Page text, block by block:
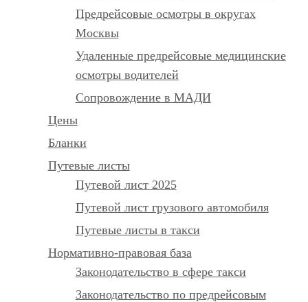
Предрейсовые осмотры в округах
Москвы
Удаленные предрейсовые медицинские
осмотры водителей
Сопровождение в МАДИ
Цены
Бланки
Путевые листы
Путевой лист 2025
Путевой лист грузового автомобиля
Путевые листы в такси
Нормативно-правовая база
Законодательство в сфере такси
Законодательство по предрейсовым